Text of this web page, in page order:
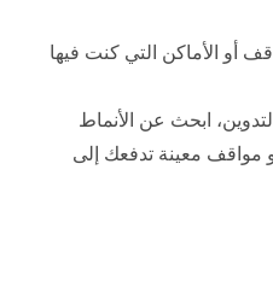
أو الأماكن التي كنت فيها
ابحث عن الأنماط
مواقف معينة تدفعك إلى